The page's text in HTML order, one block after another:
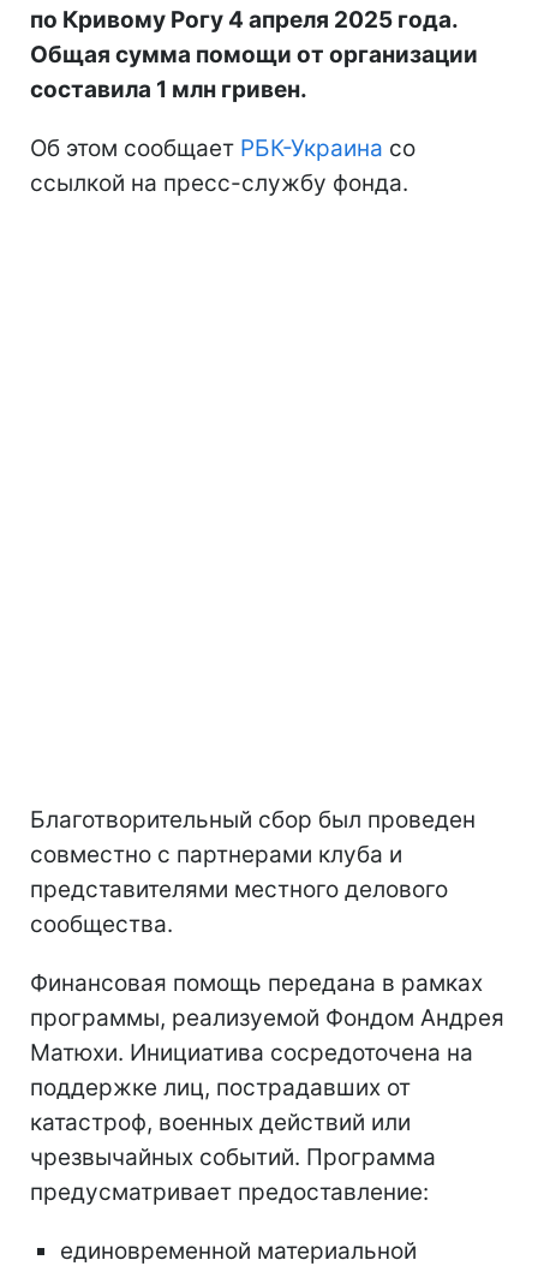
по Кривому Рогу 4 апреля 2025 года.
Общая сумма помощи от организации
составила 1 млн гривен.
Об этом сообщает РБК-Украина со
ссылкой на пресс-службу фонда.
Благотворительный сбор был проведен
совместно с партнерами клуба и
представителями местного делового
сообщества.
Финансовая помощь передана в рамках
программы, реализуемой Фондом Андрея
Матюхи. Инициатива сосредоточена на
поддержке лиц, пострадавших от
катастроф, военных действий или
чрезвычайных событий. Программа
предусматривает предоставление:
единовременной материальной